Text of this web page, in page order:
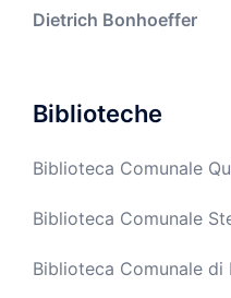
Dietrich Bonhoeffer
Biblioteche
Biblioteca Comunale
Biblioteca Comunale
Biblioteca Comunale